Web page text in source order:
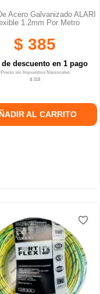
Acero Galvanizado ALARI
1.2mm Por Metro
$ 385
de descuento en 1 pago
Precio sin Impuestos Nacionales
$ 318
AL CARRITO
favorite_border
favorite_border
favorite_border